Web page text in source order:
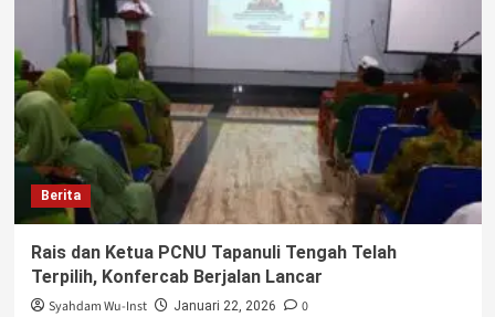
Ketua
PCNU
Tapanuli
Tengah
Terpilih
Tegaskan
Pentingnya
Kembali
Merajut
Kebersamaan
Berita
Rais dan Ketua PCNU Tapanuli Tengah Telah
Terpilih, Konfercab Berjalan Lancar
Syahdam Wu-Inst Januari 22, 2026 0